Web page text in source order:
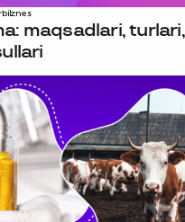
biznes
maqsadlari, turlari,